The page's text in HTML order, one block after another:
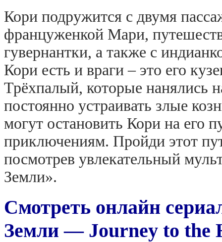
Кори подружится с двумя
француженкой Мари,
гувернантки, а также с
Кори есть и враги – это его
Трёхпалый, которые нанялись
постоянно устраивать злые
могут остановить Кори на его
приключениям. Пройди этот
посмотрев увлекательный
Земли».
Смотреть онлайн
Земли — Journey to the